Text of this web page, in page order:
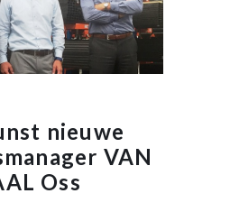
nieuwe
VAN
Oss